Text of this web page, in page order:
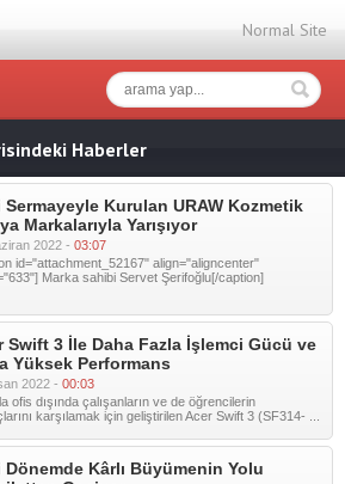
Normal Site
Haberler
Sermayeyle Kurulan URAW Kozmetik
Markalarıyla Yarışıyor
2022 - 03:07
id="attachment_52167" align="aligncenter"
Marka sahibi Servet Şerifoğlu[/caption]
Swift 3 İle Daha Fazla İşlemci Gücü ve
Yüksek Performans
2022 - 00:03
ofis dışında çalışanların ve de öğrencilerin
karşılamak için geliştirilen Acer Swift 3 (SF314- ...
Dönemde Kârlı Büyümenin Yolu